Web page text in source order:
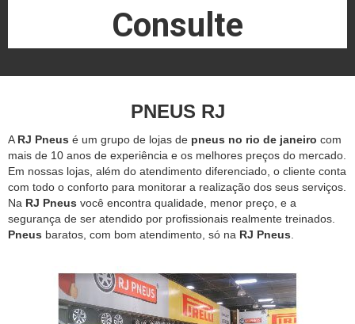
Consulte
PNEUS RJ
A RJ Pneus é um grupo de lojas de pneus no rio de janeiro com
mais de 10 anos de experiência e os melhores preços do mercado.
Em nossas lojas, além do atendimento diferenciado, o cliente conta
com todo o conforto para monitorar a realização dos seus serviços.
Na RJ Pneus você encontra qualidade, menor preço, e a
segurança de ser atendido por profissionais realmente treinados.
Pneus baratos, com bom atendimento, só na RJ Pneus